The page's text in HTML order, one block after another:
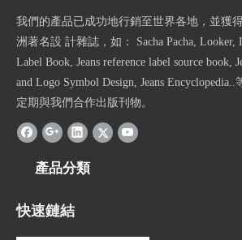
我們的產品已成功地行銷至世界各地，並獲
洲著名設 計雜誌，如： Sacha Pacha, Looker,
Label Book, Jeans reference label source book,
and Logo Symbol Design, Jeans
定期與我們合作出版刊物。
產品分類
快速鏈結